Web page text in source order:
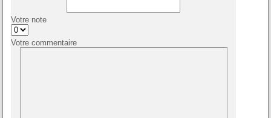
Votre note
Votre commentaire